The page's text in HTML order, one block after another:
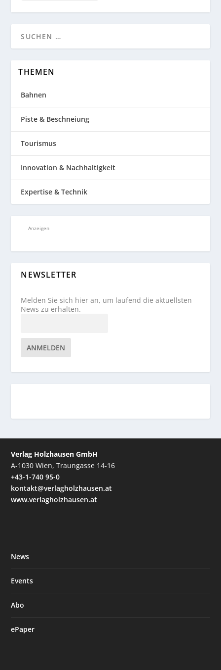
THEMEN
Bahnen
Piste & Beschneiung
Tourismus
Innovation & Nachhaltigkeit
Expertise & Technik
Anzeigen
NEWSLETTER
Melden Sie sich hier an, um laufend die aktuellsten
News zu erhalten.
ANMELDEN
Verlag Holzhausen GmbH
A-1030 Wien, Traungasse 14-16
+43-1-740 95-0
kontakt@verlagholzhausen.at
www.verlagholzhausen.at
News
Events
Abo
ePaper